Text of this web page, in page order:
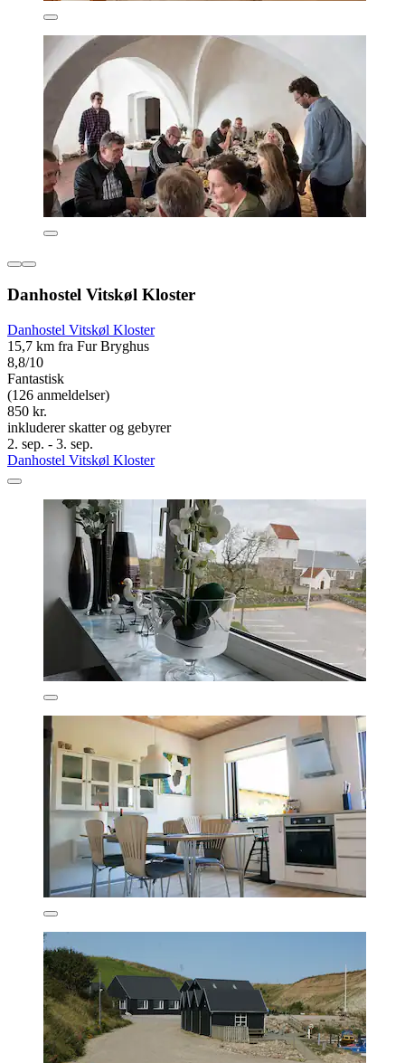
Danhostel Vitskøl Kloster
Danhostel Vitskøl Kloster
15,7 km fra Fur Bryghus
8,8/10
Fantastisk
(126 anmeldelser)
850 kr.
inkluderer skatter og gebyrer
2. sep. - 3. sep.
Danhostel Vitskøl Kloster